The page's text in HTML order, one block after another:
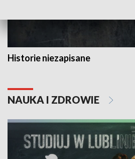
Historie niezapisane
NAUKA I ZDROWIE